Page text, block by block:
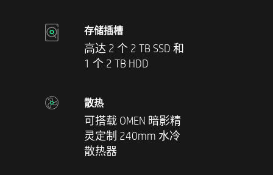
存储插槽
高达 2 个 2 TB SSD 和
1 个 2 TB HDD
散热
可搭载 OMEN 暗影精
灵定制 240mm 水冷
散热器